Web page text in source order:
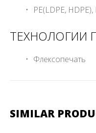
PE(LDPE, HDPE),
ТЕХНОЛОГИИ
Флексопечать
SIMILAR